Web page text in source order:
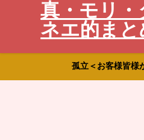
真・モリ・
ネエ的まと
孤立＜お客様皆様